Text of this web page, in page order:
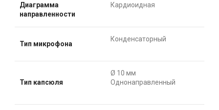
Диаграмма
направленности
Кардиоидная
Тип микрофона
Конденсаторный
Тип капсюля
Ø 10 мм
Однонаправленный